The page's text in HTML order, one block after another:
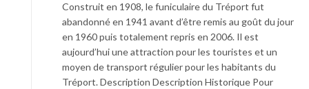
Construit en 1908, le funiculaire du Tréport fut
abandonné en 1941 avant d’être remis au goût du jour
en 1960 puis totalement repris en 2006. Il est
aujourd’hui une attraction pour les touristes et un
moyen de transport régulier pour les habitants du
Tréport. Description Description Historique Pour